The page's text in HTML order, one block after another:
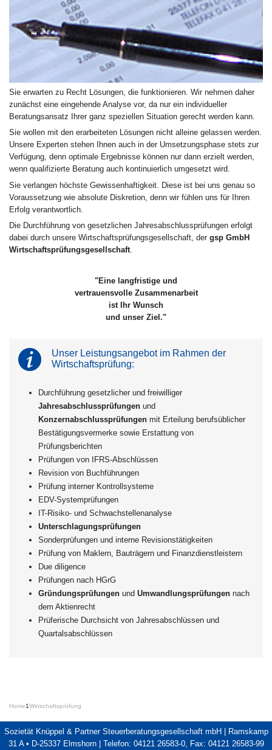
Sie erwarten zu Recht Lösungen, die funktionieren. Wir nehmen daher
zunächst eine eingehende Analyse vor, da nur ein individueller
Beratungsansatz Ihrer ganz speziellen Situation gerecht werden kann.
Sie wollen mit den erarbeiteten Lösungen nicht alleine gelassen werden.
Unsere Experten stehen Ihnen auch in der Umsetzungsphase stets zur
Verfügung, denn optimale Ergebnisse können nur dann erzielt werden,
wenn qualifizierte Beratung auch kontinuierlich umgesetzt wird.
Sie verlangen höchste Gewissenhaftigkeit. Diese ist bei uns genau so
Voraussetzung wie absolute Diskretion, denn wir fühlen uns für Ihren
Erfolg verantwortlich.
Die Durchführung von gesetzlichen Jahresabschlussprüfungen erfolgt
dabei durch unsere Wirtschaftsprüfungsgesellschaft, der gsp GmbH
Wirtschaftsprüfungsgesellschaft.
"Eine langfristige und
vertrauensvolle Zusammenarbeit
ist Ihr Wunsch
und unser Ziel."
Unser Leistungsangebot im Rahmen der
Wirtschaftsprüfung:
Durchführung gesetzlicher und freiwilliger
Jahresabschlussprüfungenund
Konzernabschlussprüfungenmit Erteilung berufsüblicher
Bestätigungsvermerke sowie Erstattung von
Prüfungsberichten
Prüfungen von IFRS-Abschlüssen
Revision von Buchführungen
Prüfung interner Kontrollsysteme
EDV-Systemprüfungen
IT-Risiko- und Schwachstellenanalyse
Unterschlagungsprüfungen
Sonderprüfungen und interne Revisionstätigkeiten
Prüfung von Maklern, Bauträgern und Finanzdienstleistern
Due diligence
Prüfungen nach HGrG
Gründungsprüfungenund Umwandlungsprüfungennach
dem Aktienrecht
Prüferische Durchsicht von Jahresabschlüssen und
Quartalsabschlüssen
Home1Wirtschaftsprüfung
Sozietät Knüppel & Partner Steuerberatungsgesellschaft mbH | Ramskamp
31 A • D-25337 Elmshorn | Telefon: 04121 26583-0, Fax: 04121 26583-99